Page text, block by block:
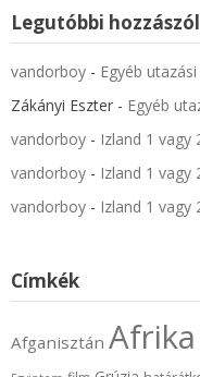
Legutóbbi
vandorboy - Egyéb
Zákányi Eszter - Egyéb
vandorboy - Izland 1 vagy
vandorboy - Izland 1 vagy
vandorboy - Izland 1 vagy
Címkék
Afganisztán Afrika